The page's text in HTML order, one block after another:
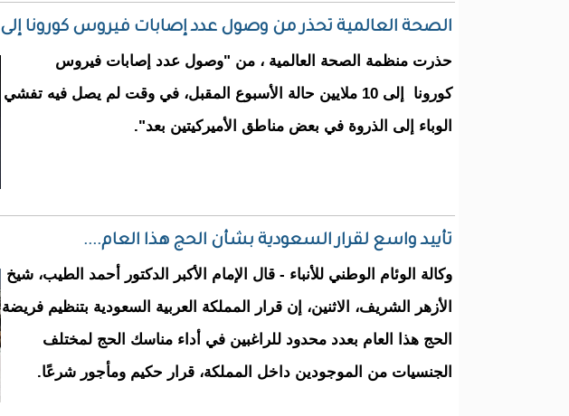
الصحة العالمية تحذر من وصول عدد إصابات فيروس كورونا إلى 10 ملايين في هذا التاريخ
حذرت ​منظمة الصحة العالمية ​، من "وصول عدد إصابات ​فيروس
كورونا إلى 10 ملايين حالة الأسبوع المقبل، في وقت لم يصل فيه تفشي
الوباء إلى الذروة في بعض مناطق الأميركيتين بعد".
تأييد واسع لقرار السعودية بشأن الحج هذا العام....
وكالة الوئام الوطني للأنباء - قال الإمام الأكبر الدكتور أحمد الطيب، شيخ
الأزهر الشريف، الاثنين، إن قرار المملكة العربية السعودية بتنظيم فريضة
الحج هذا العام بعدد محدود للراغبين في أداء مناسك الحج لمختلف
الجنسيات من الموجودين داخل المملكة، قرار حكيم ومأجور شرعًا.